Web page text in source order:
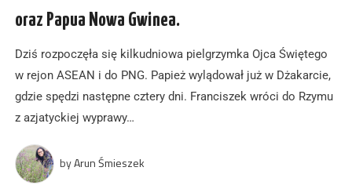
oraz Papua Nowa Gwinea.
Dziś rozpoczęła się kilkudniowa pielgrzymka Ojca Świętego
w rejon ASEAN i do PNG. Papież wylądował już w Dżakarcie,
gdzie spędzi następne cztery dni. Franciszek wróci do Rzymu
z azjatyckiej wyprawy…
byArun Śmieszek